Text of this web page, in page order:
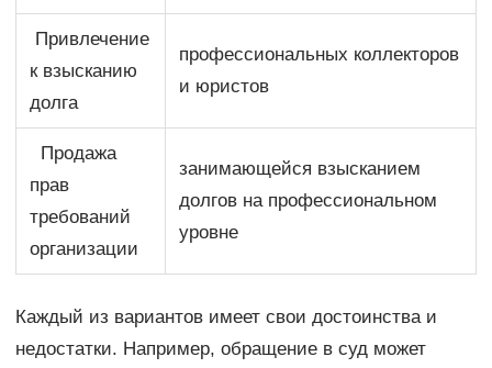
Привлечение
к взысканию
долга
профессиональных коллекторов
и юристов
Продажа
прав
требований
организации
занимающейся взысканием
долгов на профессиональном
уровне
Каждый из вариантов имеет свои достоинства и
недостатки. Например, обращение в суд может